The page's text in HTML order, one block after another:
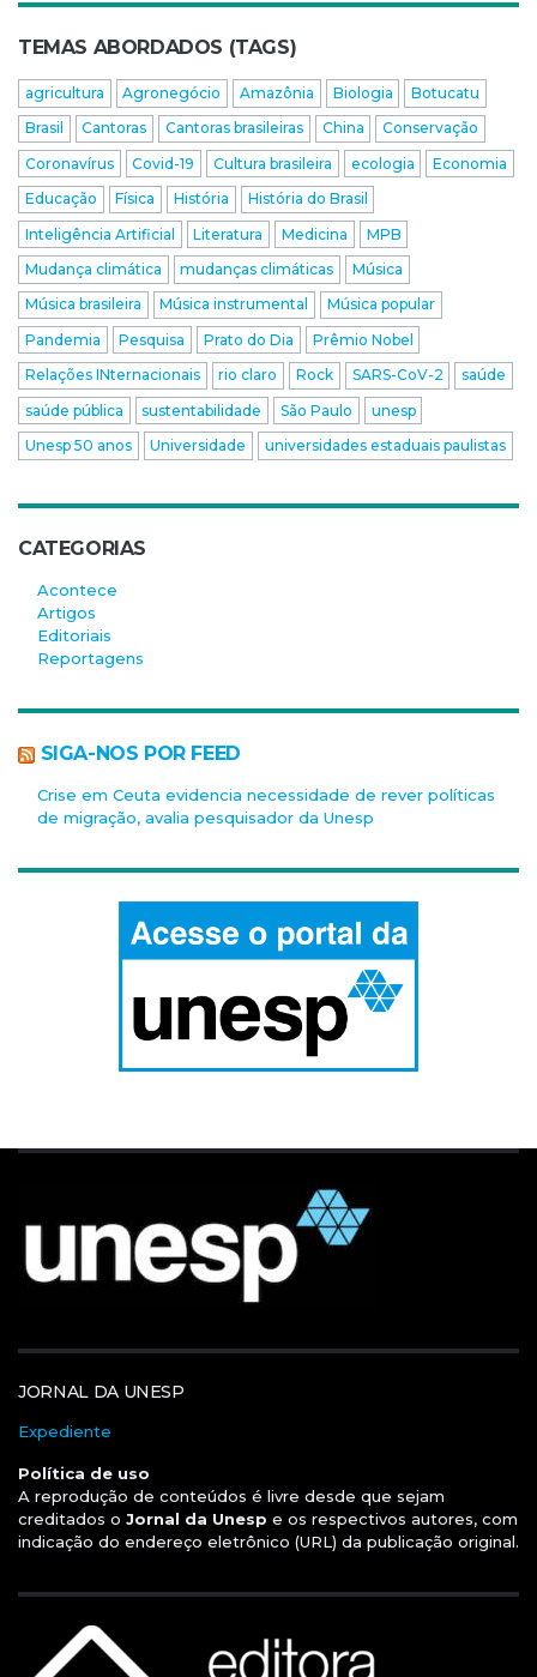
TEMAS ABORDADOS (TAGS)
agricultura Agronegócio Amazônia Biologia
Botucatu
Brasil
Cantoras Cantoras brasileiras China
Conservação
Coronavírus
Covid-19 Cultura brasileira ecologia
Economia
Educação
Física História
História do Brasil
Inteligência Artificial
Literatura Medicina
MPB
Mudança climática
mudanças climáticas
Música
Música brasileira
Música instrumental
Música popular
Pandemia
Pesquisa Prato do Dia
Prêmio Nobel
Relações INternacionais
rio claro Rock SARS-CoV-2
saúde
saúde pública
sustentabilidade São Paulo
unesp
Unesp 50 anos
Universidade universidades estaduais paulistas
CATEGORIAS
Acontece
Artigos
Editoriais
Reportagens
SIGA-NOS POR FEED
Crise em Ceuta evidencia necessidade de rever políticas
de migração, avalia pesquisador da Unesp
JORNAL DA UNESP
Expediente
Política de uso
A reprodução de conteúdos é livre desde que sejam
creditados o Jornal da Unesp e os respectivos autores, com
indicação do endereço eletrônico (URL) da publicação original.